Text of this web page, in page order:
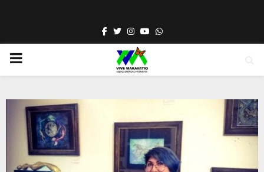
Facebook
TwitterInstagram
YoutubeWhatsapp
PRIMARY